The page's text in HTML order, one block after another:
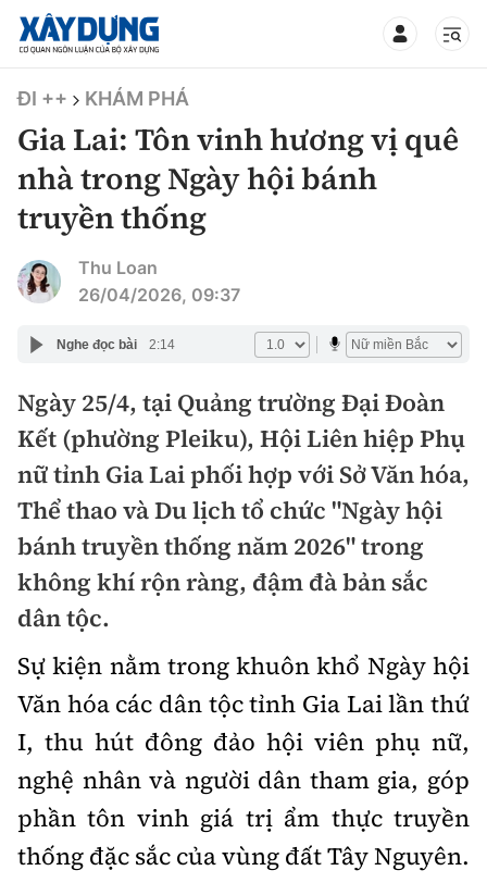
TIN BỘ XÂY DỰNG
CHUYÊN MỤC
Mới nhất
Thời sự
Chính trị
Xã hội
Chuyện dọc đường
Cải chính
Xây dựng
Chỉ đạo điều hành
Quy hoạch kiến trúc
Vật liệu xây dựng
Giám định chất lượng
Quản lý đô thị
Giao thông
Quản lý
Đường bộ
Hàng không
Đường sắt
Đăng kiểm
Đường sắt tốc độ cao
Đường thủy
Kinh tế
Thị trường
Chứng khoán
Bảo hiểm
Doanh nghiệp
Pháp luật
Thanh tra
An ninh hình sự
Điều tra
Pháp đình
Hỏi - Đáp
An toàn giao thông
Giao thông 24h
ATGT địa phương
Văn hóa giao thông
Chất lượng sống
Giáo dục
Y tế
Văn hóa - Giải Trí
Văn hóa
Thể thao
ĐI ++ KHÁM PHÁ
Gia Lai: Tôn vinh hương vị quê
nhà trong Ngày hội bánh
truyền thống
Thu Loan
26/04/2026, 09:37
Nghe đọc bài 2:14
Ngày 25/4, tại Quảng trường Đại Đoàn
Kết (phường Pleiku), Hội Liên hiệp Phụ
nữ tỉnh Gia Lai phối hợp với Sở Văn hóa,
Thể thao và Du lịch tổ chức "Ngày hội
bánh truyền thống năm 2026" trong
không khí rộn ràng, đậm đà bản sắc
dân tộc.
Sự kiện nằm trong khuôn khổ Ngày hội
Văn hóa các dân tộc tỉnh Gia Lai lần thứ
I, thu hút đông đảo hội viên phụ nữ,
nghệ nhân và người dân tham gia, góp
phần tôn vinh giá trị ẩm thực truyền
thống đặc sắc của vùng đất Tây Nguyên.